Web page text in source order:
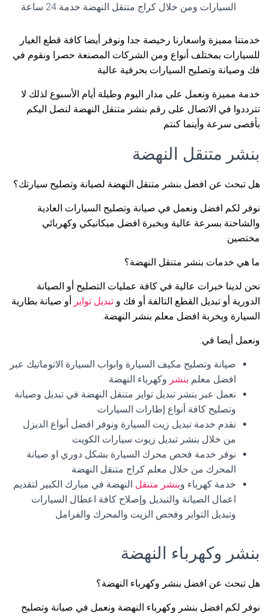
السيارات ومن خلال كراج متنقل النهضة خدمة 24 ساعة
خدمتنا مميزة واسعارنا رخيصة جدا ونوفر أيضا كافة قطع الغيار
للسيارات بمختلف أنواع ومن الشركات المصنعة حصرا ونقوم في
فك وصيانة وتصليح السيارات بحرفية عالية
خدمة مميزة ونعمل على مدار اليوم وطيلة أيام الأسبوع لذلك لا
تترددوا في الاتصال على رقم بنشر متنقل النهضة لنصل اليكم
بأقصى سرعة وأينما كنتم.
بنشر متنقل النهضة
هل تبحث عن افضل بنشر متنقل النهضة لصيانة وتصليح سيارتك؟
نوفر لكم افضل ونعمل في صيانة وتصليح السيارات العادية
والشاحنة بسرعة عالية وبخبرة افضل ميكانيكي وكهربائي
مختصين
ما هي خدمات بنشر متنقل النهضة؟
نحن لدينا خبرات عالية في كافة عمليات التصليح أو الصيانة
الدورية أو تبديل القطع التالفة أو فك و تبديل تواير أو صيانة بطارية
السيارة وبخربة افضل معلم بنشر النهضة.
ونعمل أيضا في:
صيانة وتصليح مكيف السيارة وابواب السيارة الاتوماتيك عبر
افضل معلم بنشر وكهرباء النهضة
نعمل عبر بنشر تبديل تواير متنقل النهضة في تبديل وصيانة
وتصليح كافة أنواع إطارات السيارات
نقدم خدمة تبديل زيت السيارة ونوفر افضل أنواع الديزل
من خلال بنشر تبديل زيوت سيارات الكويت
نوفر خدمة فحص محرك السيارة بشكل دوري او صيانة
المحرك من خلال معلم كراج متنقل النهضة
خدمة كهرباء وبنشر متنقل النهضة في مبارك الكبير لتقديم
اعمال الصيانة والتبديل وإصلاح كافة اعطال السيارات
وتبديل التواير وفحص الزيت والمحرك والفرامل
بنشر وكهرباء النهضة
هل تبحث عن افضل بنشر وكهرباء النهضة؟
نوفر لكم افضل بنشر وكهرباء النهضة ونعمل في صيانة وتصليح